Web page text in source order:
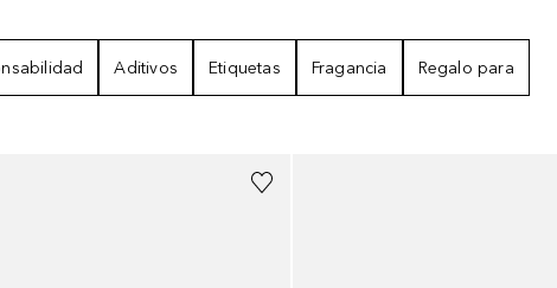
Aditivos Etiquetas Fragancia Regalo para